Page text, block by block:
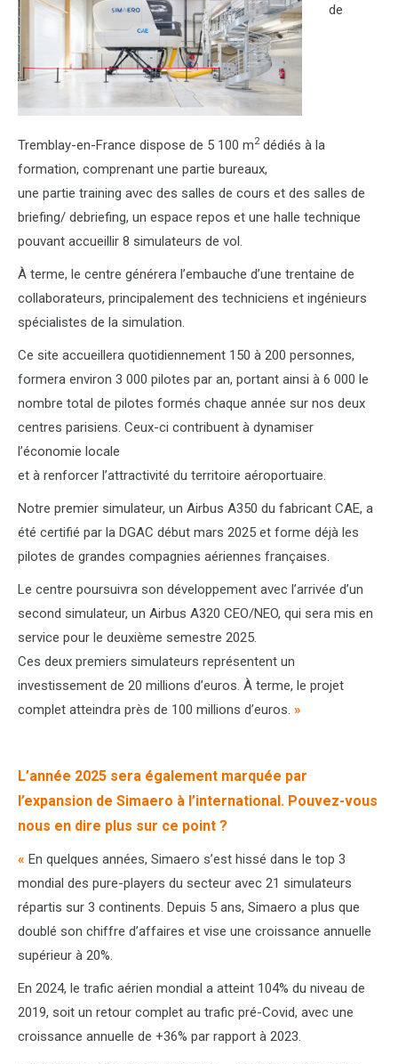
de
Tremblay-en-France dispose de 5 100 m2dédiés à la
formation, comprenant une partie bureaux,
une partie training avec des salles de cours et des salles de
briefing/ debriefing, un espace repos et une halle technique
pouvant accueillir 8 simulateurs de vol.
À terme, le centre générera l’embauche d’une trentaine de
collaborateurs, principalement des techniciens et ingénieurs
spécialistes de la simulation.
Ce site accueillera quotidiennement 150 à 200 personnes,
formera environ 3 000 pilotes par an, portant ainsi à 6 000 le
nombre total de pilotes formés chaque année sur nos deux
centres parisiens. Ceux-ci contribuent à dynamiser
l’économie locale
et à renforcer l’attractivité du territoire aéroportuaire.
Notre premier simulateur, un Airbus A350 du fabricant CAE, a
été certifié par la DGAC début mars 2025 et forme déjà les
pilotes de grandes compagnies aériennes françaises.
Le centre poursuivra son développement avec l’arrivée d’un
second simulateur, un Airbus A320 CEO/NEO, qui sera mis en
service pour le deuxième semestre 2025.
Ces deux premiers simulateurs représentent un
investissement de 20 millions d’euros. À terme, le projet
complet atteindra près de 100 millions d’euros. »
L’année 2025 sera également marquée par
l’expansion de Simaero à l’international. Pouvez-vous
nous en dire plus sur ce point ?
« En quelques années, Simaero s’est hissé dans le top 3
mondial des pure-players du secteur avec 21 simulateurs
répartis sur 3 continents. Depuis 5 ans, Simaero a plus que
doublé son chiffre d’affaires et vise une croissance annuelle
supérieur à 20%.
En 2024, le trafic aérien mondial a atteint 104% du niveau de
2019, soit un retour complet au trafic pré-Covid, avec une
croissance annuelle de +36% par rapport à 2023.